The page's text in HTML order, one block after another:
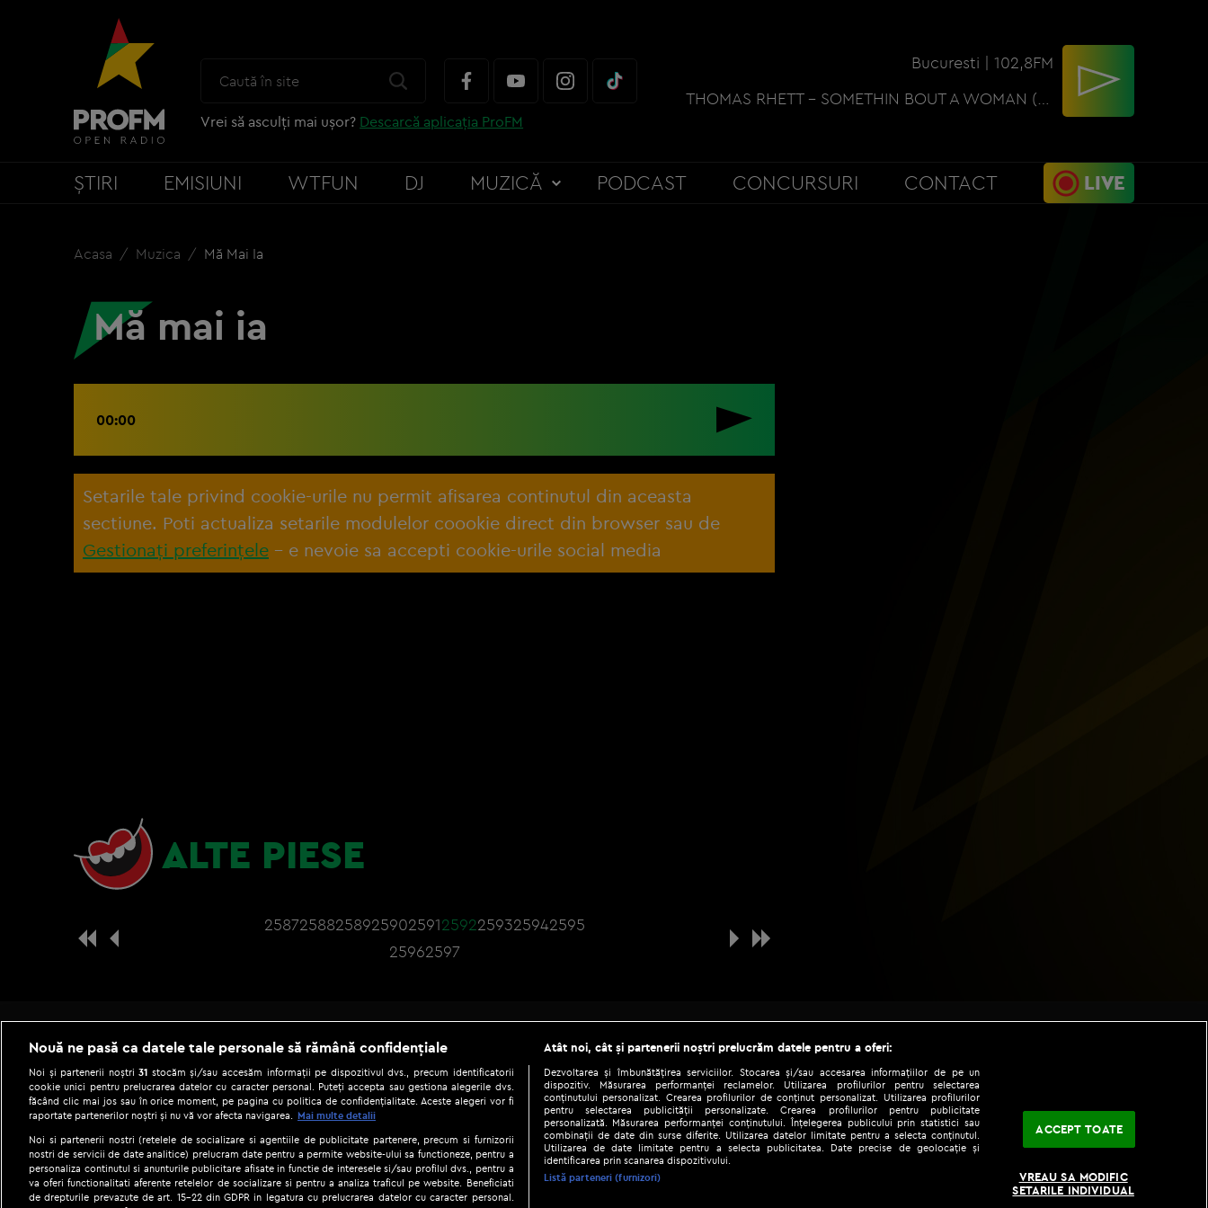
Vrei să asculți mai ușor? Descarcă aplicația ProFM
Bucuresti | 102,8FM
THOMAS RHETT - SOMETHIN BOUT A WOMAN (NEW PW)
ȘTIRI EMISIUNI WTFUN DJ MUZICĂ PODCAST CONCURSURI CONTACT LIVE
Acasa Muzica Mă Mai Ia
Mă mai ia
00:00
Setarile tale privind cookie-urile nu permit afisarea continutul din aceasta
sectiune. Poti actualiza setarile modulelor coookie direct din browser sau de
Gestionați preferințele – e nevoie sa accepti cookie-urile social media
ALTE PIESE
258725882589259025912592259325942595
25962597
Be social
Copyright © 2026 / DIGI ROMANIA S.A.
Gestionați preferințele|Termeni și condiții|Politica de confidențialitate|
Nouă ne pasă ca datele tale personale să rămână confidențiale
Noi și partenerii noștri31 stocăm și/sau accesăm informații pe dispozitivul dvs., precum identificatorii
cookie unici pentru prelucrarea datelor cu caracter personal. Puteți accepta sau gestiona alegerile dvs.
făcând clic mai jos sau în orice moment, pe pagina cu politica de confidențialitate. Aceste alegeri vor fi
raportate partenerilor noștri și nu vă vor afecta navigarea.
Mai multe detalii
Noi si partenerii nostri (retelele de socializare si agentiile de publicitate partenere, precum si furnizorii
nostri de servicii de date analitice) prelucram date pentru a permite website-ului sa functioneze, pentru a
personaliza continutul si anunturile publicitare afisate in functie de interesele si/sau profilul dvs., pentru a
va oferi functionalitati aferente retelelor de socializare si pentru a analiza traficul pe website. Beneficiati
de drepturile prevazute de art. 15-22 din GDPR in legatura cu prelucrarea datelor cu caracter personal.
Atât noi, cât și partenerii noștri prelucrăm datele pentru a oferi:
Dezvoltarea și îmbunătățirea serviciilor. Stocarea și/sau accesarea informațiilor de pe un
dispozitiv. Măsurarea performanței reclamelor. Utilizarea profilurilor pentru selectarea
conținutului personalizat. Crearea profilurilor de conținut personalizat. Utilizarea profilurilor
pentru selectarea publicității personalizate. Crearea profilurilor pentru publicitate
personalizată. Măsurarea performanței conținutului. Înțelegerea publicului prin statistici sau
combinații de date din surse diferite. Utilizarea datelor limitate pentru a selecta conținutul.
Utilizarea de date limitate pentru a selecta publicitatea. Date precise de geolocație și
identificarea prin scanarea dispozitivului.
Listă parteneri (furnizori)
ACCEPT TOATE
VREAU SA MODIFIC
SETARILE INDIVIDUAL